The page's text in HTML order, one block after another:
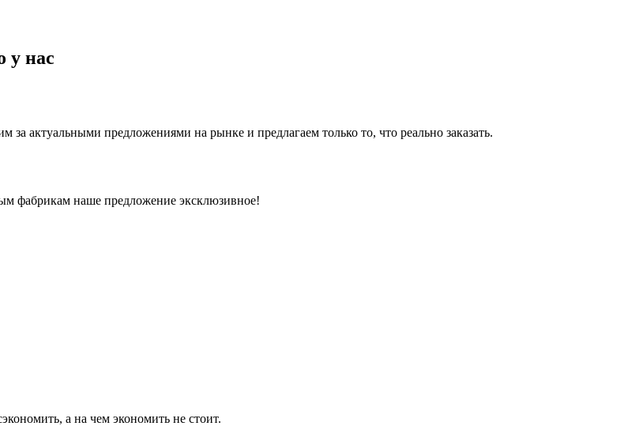
у нас
актуальными предложениями на рынке и предлагаем только то, что реально заказать.
фабрикам наше предложение эксклюзивное!
а на чем экономить не стоит.